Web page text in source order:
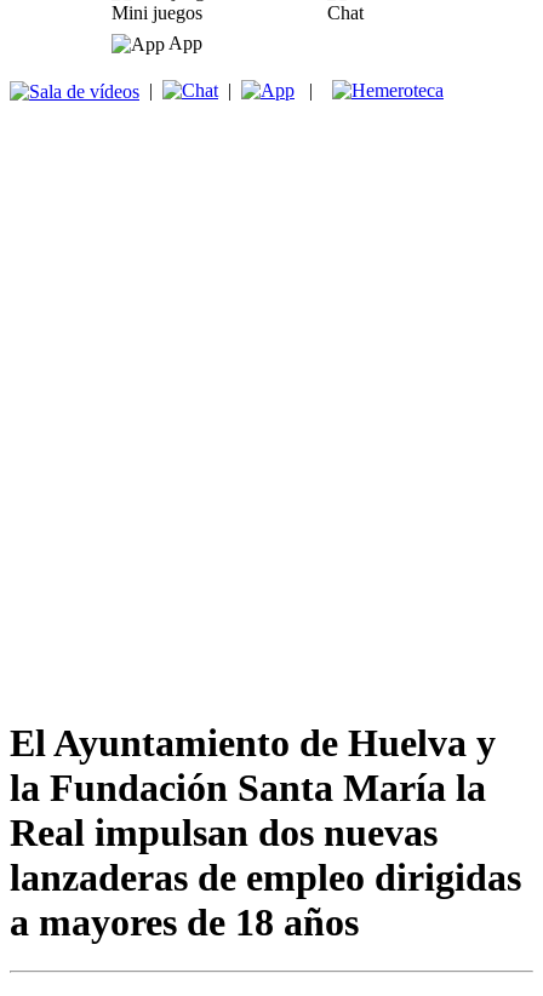
Mini juegos
Chat
App
| | |
El Ayuntamiento de Huelva y
la Fundación Santa María la
Real impulsan dos nuevas
lanzaderas de empleo dirigidas
a mayores de 18 años